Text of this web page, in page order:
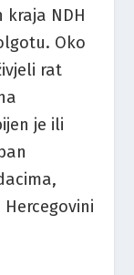
NDH
Oko
rat
je ili